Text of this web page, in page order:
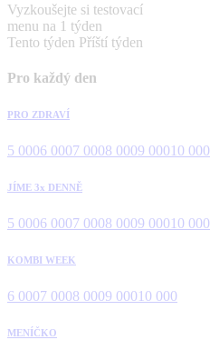
Vyzkoušejte si testovací
menu na 1 týden
Tento týden Příští týden
Pro každý den
PRO ZDRAVÍ
5 0006 0007 0008 0009 00010 000
JÍME 3x DENNĚ
5 0006 0007 0008 0009 00010 000
KOMBI WEEK
6 0007 0008 0009 00010 000
MENÍČKO